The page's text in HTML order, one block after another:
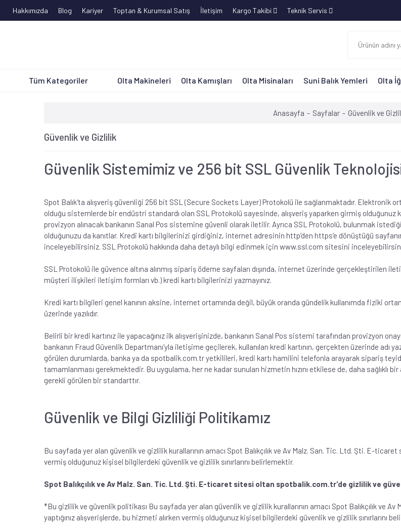
Hakkımızda Blog Kariyer Toptan & Kurumsal Satış İletişim Kargo Takibi Teknik Servis
Tüm Kategoriler Olta Makineleri Olta Kamışları Olta Misinaları Suni Balık Yemleri Olta
Anasayfa Sayfalar Güvenlik ve
Güvenlik ve Gizlilik
Güvenlik Sistemimiz ve 256 bit SSL Güvenlik
Spot Balık'ta alışveriş güvenliği 256 bit SSL (Secure Sockets Layer) Protokolü ile sağlanmaktadır. Elektronik
olduğu sistemlerde bir endüstri standardı olan SSL Protokolü sayesinde, alışveriş yaparken girmiş olduğunuz
provizyon alınacak bankanın Sanal Pos sistemine güvenli olarak iletilir. Ayrıca SSL Protokolü, bulunmak
olduğunuzu da kanıtlar. Kredi kartı bilgilerinizi girdiğiniz, internet adresinin http’den https’e dönüştüğü
inceleyebilirsiniz. SSL Protokolü hakkında daha detaylı bilgi edinmek için www.ssl.com sitesini
SSL Protokolü ile güvence altına alınmış sipariş ödeme sayfaları dışında, internet üzerinde gerçekleştirilen
müşteri ilişkileri iletişim formları vb.) kredi kartı bilgilerinizi yazmayınız.
Kredi kartı bilgileri genel kanının aksine, internet ortamında değil, büyük oranda gündelik kullanımda fiziki
üzerinde yazılıdır.
Belirli bir kredi kartınız ile yapacağınız ilk alışverişinizde, bankanın Sanal Pos sistemi tarafından provizyon
bankanın Fraud Güvenlik Departmanı’yla iletişime geçilerek, kullanılan kredi kartının, gerçekten üzerinde adı
görülen durumlarda, banka ya da spotbalik.com.tr yetkilileri, kredi kartı hamilini telefonla arayarak sipariş
tamamlanması gerekmektedir. Bu uygulama, her ne kadar sunulan hizmetin hızını etkilese de, daha sağlıklı
gerekli görülen bir standarttır.
Güvenlik ve Bilgi Gizliliği Politikamız
Bu sayfada yer alan güvenlik ve gizlilik kurallarının amacı Spot Balıkçılık ve Av Malz. San. Tic. Ltd. Şti. E-
vermiş olduğunuz kişisel bilgilerdeki güvenlik ve gizlilik sınırlarını belirlemektir.
Spot Balıkçılık ve Av Malz. San. Tic. Ltd. Şti. E-ticaret sitesi oltan spotbalik.com.tr'de gizlilik ve
*Bu gizlilik ve güvenlik politikası Bu sayfada yer alan güvenlik ve gizlilik kurallarının amacı Spot Balıkçılık ve
yaptığınız alışverişlerde, bu hizmeti alırken vermiş olduğunuz kişisel bilgilerdeki güvenlik ve gizlilik sınırlarını